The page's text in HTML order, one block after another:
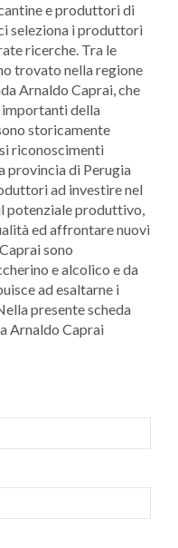
e produttori di
seleziona i produttori
ricerche. Tra le
trovato nella regione
Arnaldo Caprai, che
della
storicamente
riconoscimenti
provincia di Perugia
ad investire nel
potenziale produttivo,
ed affrontare nuovi
sono
e alcolico e da
ad esaltarne i
presente scheda
Arnaldo Caprai